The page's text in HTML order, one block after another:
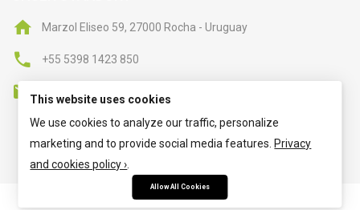
Marzol Eliseo 59, 27000 Rocha - Uruguay
+55 5398 1423 850
Mitgliederbereich mitDigiMember
This website uses cookies
We use cookies to analyze our traffic, personalize
marketing and to provide social media features. Privacy
and cookies policy ›
Allow All Cookies